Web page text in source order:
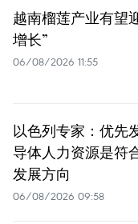
越南榴莲产业有望
增长”
06/08/2026 11:55
以色列专家：优先
导体人力资源是符
发展方向
06/08/2026 09:58